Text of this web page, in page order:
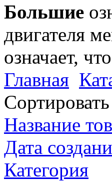
Большие
двигателя
означает,
Главная
Название
Дата
Категория